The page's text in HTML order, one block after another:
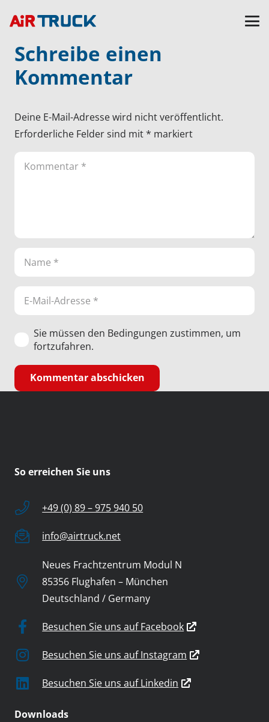
Schreibe einen
Kommentar
Deine E-Mail-Adresse wird nicht veröffentlicht.
Erforderliche Felder sind mit* markiert
Sie müssen den Bedingungen zustimmen, um
fortzufahren.
Kommentar abschicken
So erreichen Sie uns
+49 (0) 89 – 975 940 50
info@airtruck.net
Neues Frachtzentrum Modul N
85356 Flughafen – München
Deutschland / Germany
Besuchen Sie uns auf Facebook
Besuchen Sie uns auf Instagram
Besuchen Sie uns auf Linkedin
Downloads